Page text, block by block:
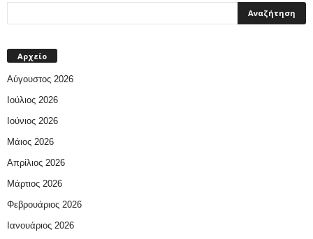
Αρχείο
Αύγουστος 2026
Ιούλιος 2026
Ιούνιος 2026
Μάιος 2026
Απρίλιος 2026
Μάρτιος 2026
Φεβρουάριος 2026
Ιανουάριος 2026